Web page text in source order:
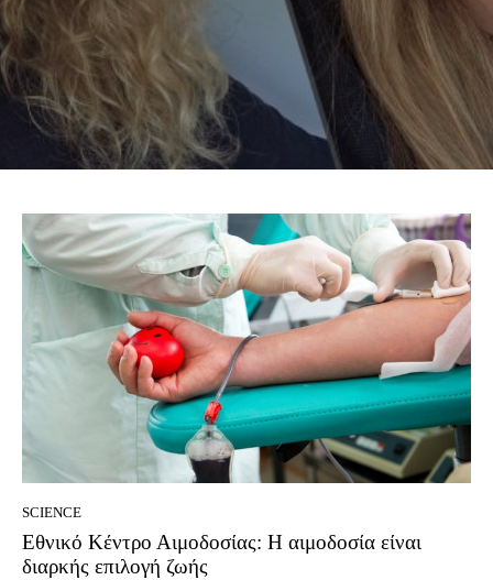
SCIENCE
Εθνικό Κέντρο Αιμοδοσίας: Η αιμοδοσία είναι
διαρκής επιλογή ζωής